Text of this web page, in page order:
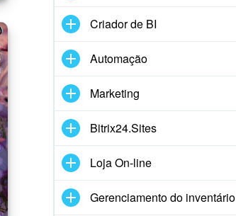
Criador de BI
Automação
Marketing
Bitrix24.Sites
Loja On-line
Gerenciamento do inventário